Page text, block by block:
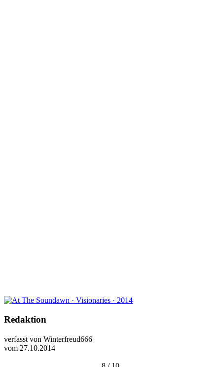
Redaktion
verfasst von Winterfreud666
vom 27.10.2014